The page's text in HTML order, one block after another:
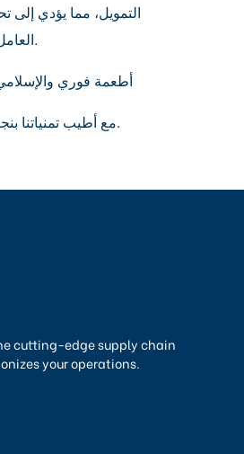
التمويل، مما يؤدي إلى
العامل وزيادة الربحية.
مع أطيب تمنياتنا بنجاح هذه الشراكة.
cutting-edge supply chain
your operations.